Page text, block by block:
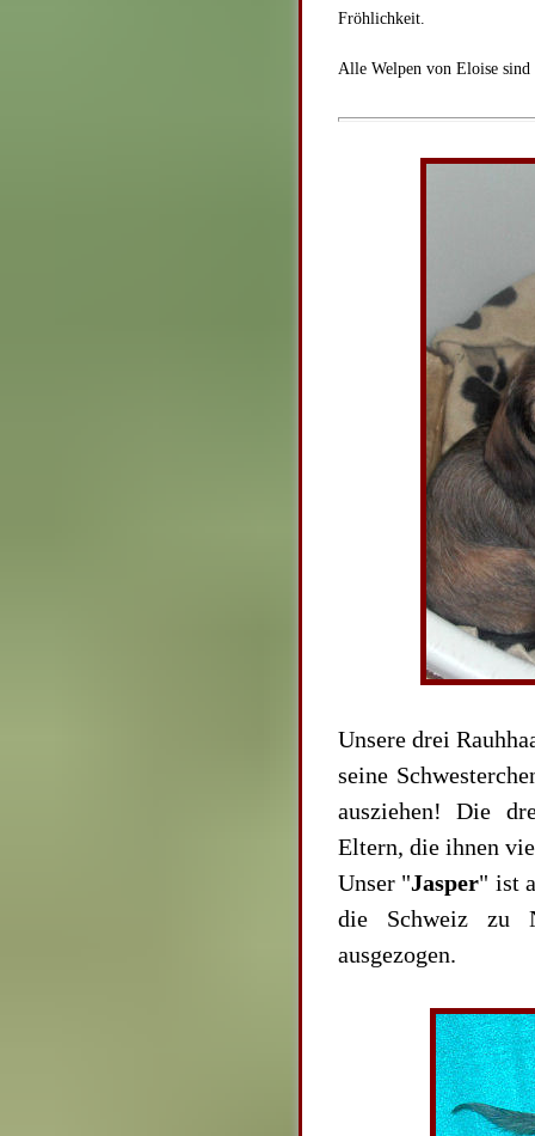
Fröhlichkeit.
Alle Welpen von Eloise sind
Unsere drei
seine
ausziehen! Die
Eltern, die ihnen
Unser "Jasper" ist
die Schweiz zu
ausgezogen.